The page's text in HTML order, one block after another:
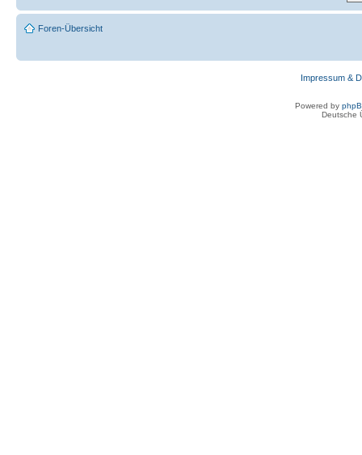
Foren-Übersicht
Impressum &
Powered by
Deutsche